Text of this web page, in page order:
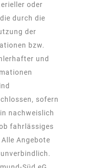
oder
durch die
der
bzw.
und
sofern
nachweislich
fahrlässiges
Angebote